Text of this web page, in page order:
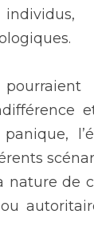
nature de